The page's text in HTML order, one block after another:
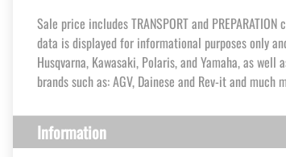
Sale price includes TRANSPORT and
data is displayed for informational purposes only
Husqvarna, Kawasaki, Polaris, and Yamaha, as
brands such as: AGV, Dainese and Rev-it and much
Information